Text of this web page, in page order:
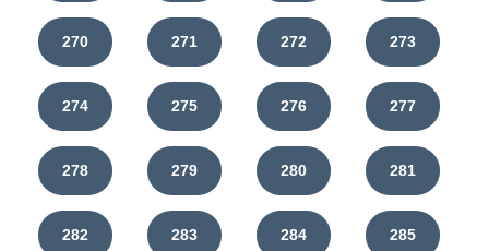
270 271 272 273
274 275 276 277
278 279 280 281
282 283 284 285